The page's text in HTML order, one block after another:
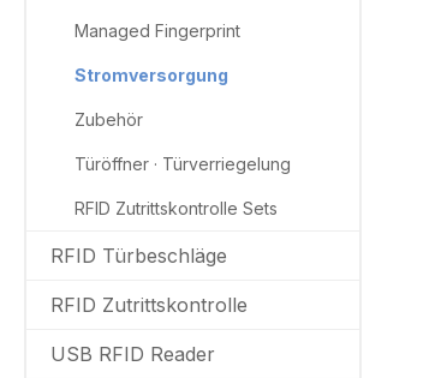
Managed Fingerprint
Stromversorgung
Zubehör
Türöffner · Türverriegelung
RFID Zutrittskontrolle Sets
RFID Türbeschläge
RFID Zutrittskontrolle
USB RFID Reader